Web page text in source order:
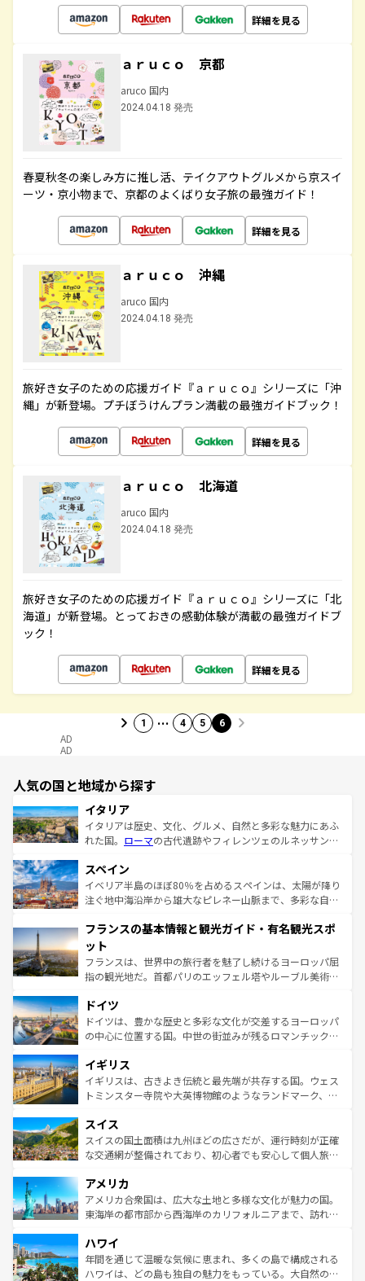
詳細を見る
ａｒｕｃｏ 京都
aruco 国内
2024.04.18 発売
春夏秋冬の楽しみ方に推し活、テイクアウトグルメから京スイ
ーツ・京小物まで、京都のよくばり女子旅の最強ガイド！
詳細を見る
ａｒｕｃｏ 沖縄
aruco 国内
2024.04.18 発売
旅好き女子のための応援ガイド『ａｒｕｃｏ』シリーズに「沖
縄」が新登場。プチぼうけんプラン満載の最強ガイドブック！
詳細を見る
ａｒｕｃｏ 北海道
aruco 国内
2024.04.18 発売
旅好き女子のための応援ガイド『ａｒｕｃｏ』シリーズに「北
海道」が新登場。とっておきの感動体験が満載の最強ガイドブ
ック！
詳細を見る
1 … 4 5 6
AD
AD
人気の国と地域から探す
イタリア
イタリアは歴史、文化、グルメ、自然と多彩な魅力にあふ
れた国。 ローマの古代遺跡やフィレンツェのルネッサンス
ろん、トスカーナの美しい田園風景やアマルフィ海岸の絶
景など、自然景観も見逃せない。観光の合間には、本場の
ピザやパスタなど、絶品のイタリア料理を堪能することも
ませてくれるイタリアで、忘れられない旅をしてみよう！
なお、新着のイタリア情報は
しい。
スペイン
イベリア半島のほぼ80％を占めるスペインは、太陽が降り
注ぐ地中海沿岸から雄大なピレネー山脈まで、多彩な自然
文化が根付くこの国では、情熱的なフラメンコ、熱気あふ
れる闘牛、そして美味しいタパスが生活の一部となってい
る。首都マドリードの洗練された雰囲気や、バルセロナの
アートに溢れた街角から、地方では古代ローマ遺跡や中世
せる。地方によって風土や気候が異なるスペインはその個
性で訪れる人を魅了する。 なお、新着のスペイン情報は コ
ンテンツ一覧を参照してほしい。
フランスの基本情報と観光ガイド・有名観光スポ
ット
フランスは、世界中の旅行者を魅了し続けるヨーロッパ屈
指の観光地だ。首都パリのエッフェル塔やルーブル美術館
で、幅広い魅力が詰まっている。華麗な宮殿、歴史的な大
聖堂、美しいビーチ、そして豊かな自然が、訪れる者を心
から魅了する。また、フランスは美食の国としても知ら
いる。シャンパンの発祥地であるランス、プロヴァンスの
香り高いラベンダー畑など、多彩な楽しみ方が可能だ。さ
らに、パリ以外の地域にも魅力が溢れており、どの街角に
れる地方に足を運ぶとそれぞれで全く異なる文化を体験で
きるだろう。 なお、新着のフランス情報はコンテンツ一覧
を参照してほしい。
ドイツ
ドイツは、豊かな歴史と多彩な文化が交差するヨーロッパ
の中心に位置する国。中世の街並みが残るロマンチック街
顔を持つこの国は、どこを歩いても飽きることがない。ベ
ルリンの文化的活気、バイエルン州のアルプスの絶景、そ
してライン川沿いのワイン畑といった風景は必見。ビール
は、お酒好きな人にはぜひ体験してほしい。 なお、新着の
ドイツ情報はコンテンツ一覧を参照してほしい。
イギリス
イギリスは、古きよき伝統と最先端が共存する国。ウェス
トミンスター寺院や大英博物館のようなランドマーク、歴
リアごとに異なる魅力がある。また、優雅なアフタヌーン
ティー、ビール好きにはたまらない英国パブ、サッカー観
戦など、本場だからこそできる体験も豊富。イギリスを旅
ンツ一覧を参照してほしい。
スイス
スイスの国土面積は九州ほどの広さだが、運行時刻が正確
な交通網が整備されており、初心者でも安心して個人旅行
の建物がそのまま残る町や、スイスならではのユニークな
博物館もあり、アルプス観光だけでなく町歩きも満喫する
ことができる。国民の所得が高いため物価も高いが、旅行
ば市内交通費無料で観光を楽しむこともできる。 なお、新
着のスイス情報はコンテンツ一覧 を参照してほしい。
アメリカ
アメリカ合衆国は、広大な土地と多様な文化が魅力の国。
東海岸の都市部から西海岸のカリフォルニアまで、訪れる
のような巨大都市は、観光、ショッピング、エンターテイ
ンメントが詰まった刺激的なスポットだ。一方、アメリカ
西部には大自然が広がり、グランドキャニオンやイエロー
ハワイ
年間を通じて温暖な気候に恵まれ、多くの島で構成される
ハワイは、どの島も独自の魅力をもっている。大自然の神